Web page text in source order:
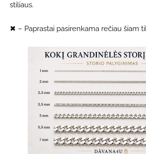
stiliaus.
✖ – Paprastai pasirenkama rečiau šiam